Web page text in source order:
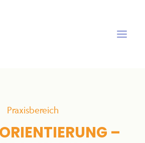
Praxisbereich
–